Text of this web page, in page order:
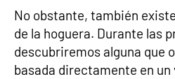
No obstante, también
de la hoguera. Durante las
descubriremos alguna que
basada directamente en un